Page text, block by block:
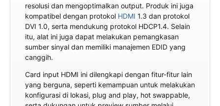
resolusi dan mengoptimalkan output. Produk ini juga
kompatibel dengan protokol HDMI 1.3 dan protokol
DVI 1.0, serta mendukung protokol HDCP1.4. Selain
itu, alat ini juga dapat melakukan pemangkasan
sumber sinyal dan memiliki manajemen EDID yang
canggih.
Card input HDMI ini dilengkapi dengan fitur-fitur lain
yang berguna, seperti kemampuan untuk melakukan
konfigurasi di lokasi, plug and play, hot swappable,